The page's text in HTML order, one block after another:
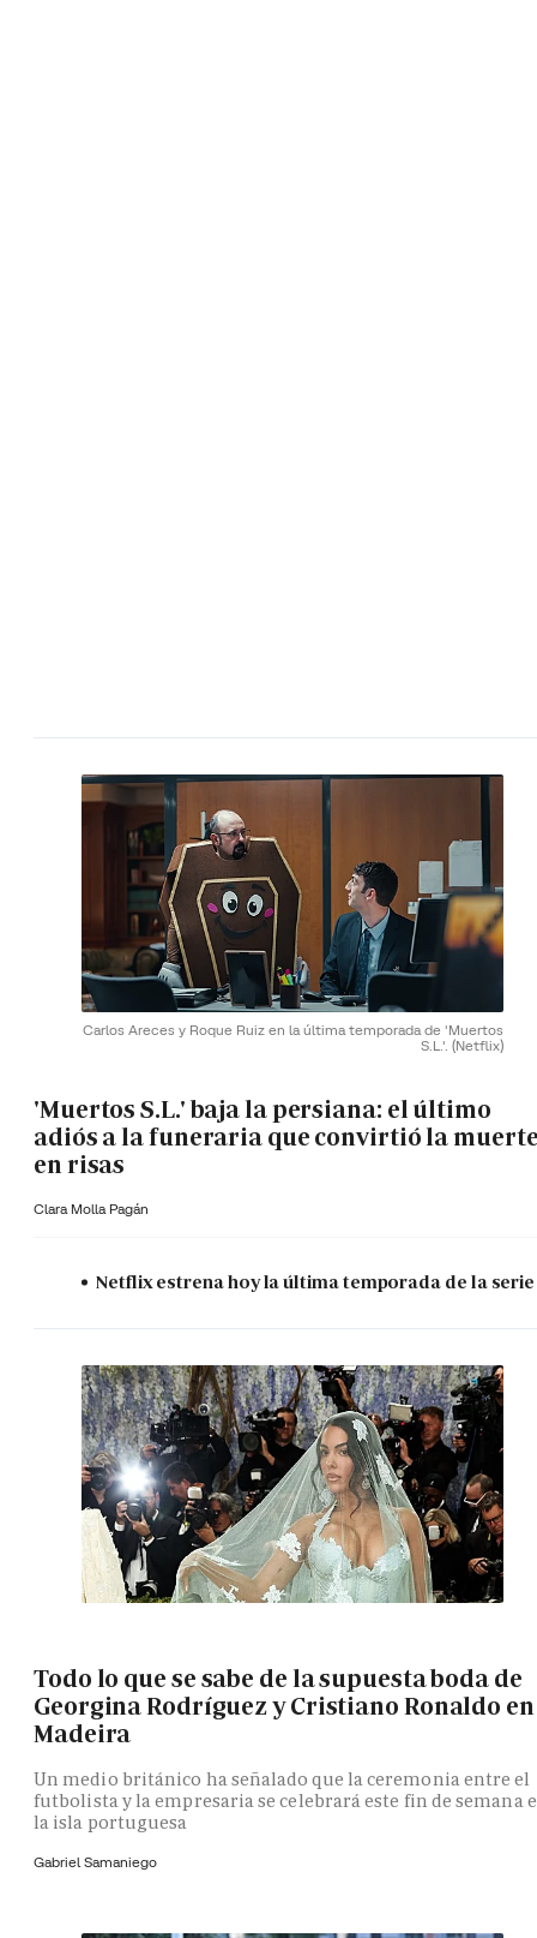
Carlos Areces y Roque Ruiz en la última temporada de 'Muertos
S.L.'. (Netflix)
'Muertos S.L.' baja la persiana: el último
adiós a la funeraria que convirtió la
en risas
Clara Molla Pagán
Netflix estrena hoy la última temporada de la serie
Todo lo que se sabe de la supuesta boda de
Georgina Rodríguez y Cristiano Ronaldo en
Madeira
Un medio británico ha señalado que la ceremonia entre el
futbolista y la empresaria se celebrará este fin de semana
la isla portuguesa
Gabriel Samaniego